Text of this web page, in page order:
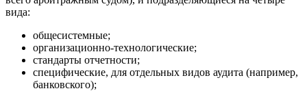
вида:
общесистемные;
организационно-технологические;
стандарты отчетности;
специфические, для отдельных видов аудита (например,
банковского);